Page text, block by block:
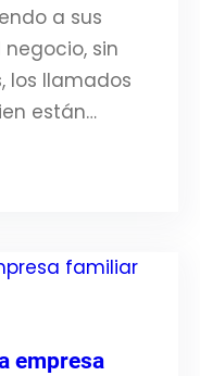
a sus
sin
los llamados
están…
empresa